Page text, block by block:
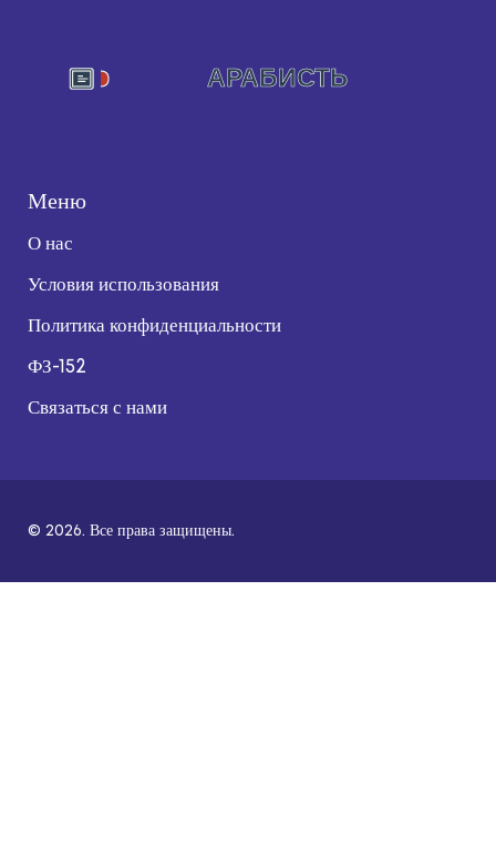
Меню
О нас
Условия использования
Политика конфиденциальности
ФЗ-152
Связаться с нами
© 2026. Все права защищены.